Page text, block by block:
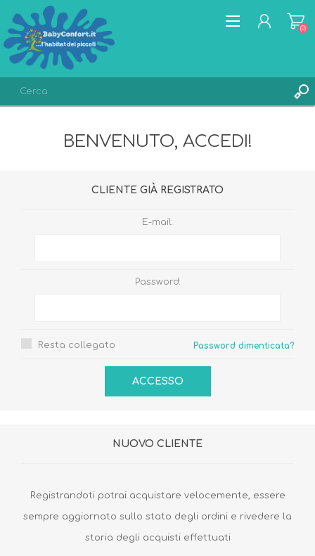
ACCESSO
(0)
BENVENUTO, ACCEDI!
CLIENTE GIÀ REGISTRATO
E-mail:
Password:
Resta collegato Password dimenticata?
NUOVO CLIENTE
Registrandoti potrai acquistare velocemente, essere
sempre aggiornato sullo stato degli ordini e rivedere la
storia degli acquisti effettuati